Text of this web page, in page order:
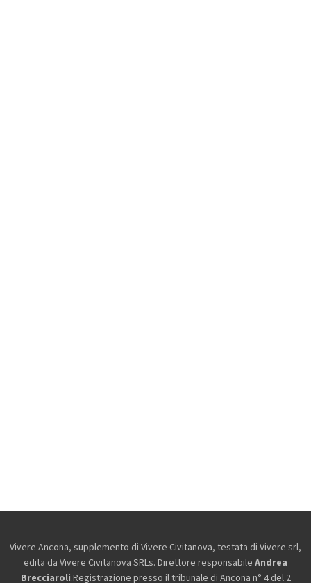
Vivere Ancona, supplemento di Vivere Civitanova, testata di Vivere srl,
edita da Vivere Civitanova SRLs. Direttore responsabile Andrea
Brecciaroli.Registrazione presso il tribunale di Ancona n° 4 del 2